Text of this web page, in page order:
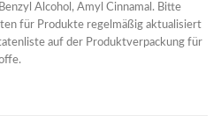
Alcohol, Amyl Cinnamal. Bitte
für Produkte regelmäßig aktualisiert
auf der Produktverpackung für